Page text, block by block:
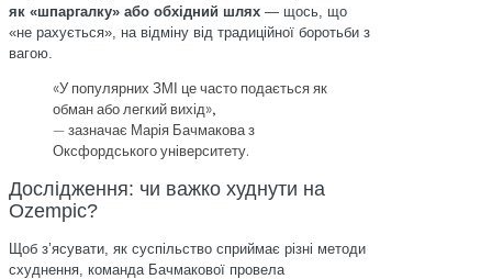
як «шпаргалку» або обхідний шлях — щось, що
«не рахується», на відміну від традиційної боротьби з
вагою.
«У популярних ЗМІ це часто подається як
обман або легкий вихід»,
— зазначає Марія Бачмакова з
Оксфордського університету.
Дослідження: чи важко худнути на
Ozempic?
Щоб з’ясувати, як суспільство сприймає різні методи
схуднення, команда Бачмакової провела